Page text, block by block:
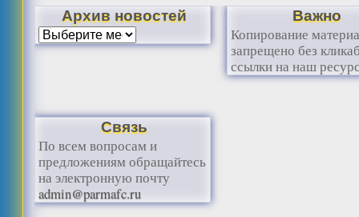
Архив новостей Важно
Копирование
запрещено без
ссылки на наш
Связь
По всем вопросам и
предложениям обращайтесь
на электронную почту
admin@parmafc.ru